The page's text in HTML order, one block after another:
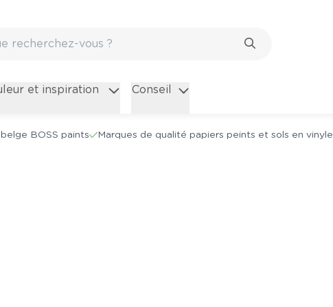
et inspiration Conseil
BOSS paints Marques de qualité papiers peints et sols en vinyle